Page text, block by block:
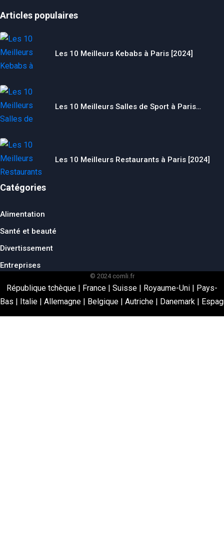
Articles populaires
Les 10 Meilleurs Kebabs à Paris [2024]
Les 10 Meilleurs Salles de Sport à Paris…
Les 10 Meilleurs Restaurants à Paris [2024]
Catégories
Alimentation
Santé et beauté
Divertissement
Entreprises
© 2024 comli.fr
République tchèque | France | Suisse | Royaume-Uni | Pays-
Bas | Italie | Allemagne | Belgique | Autriche | Danemark |